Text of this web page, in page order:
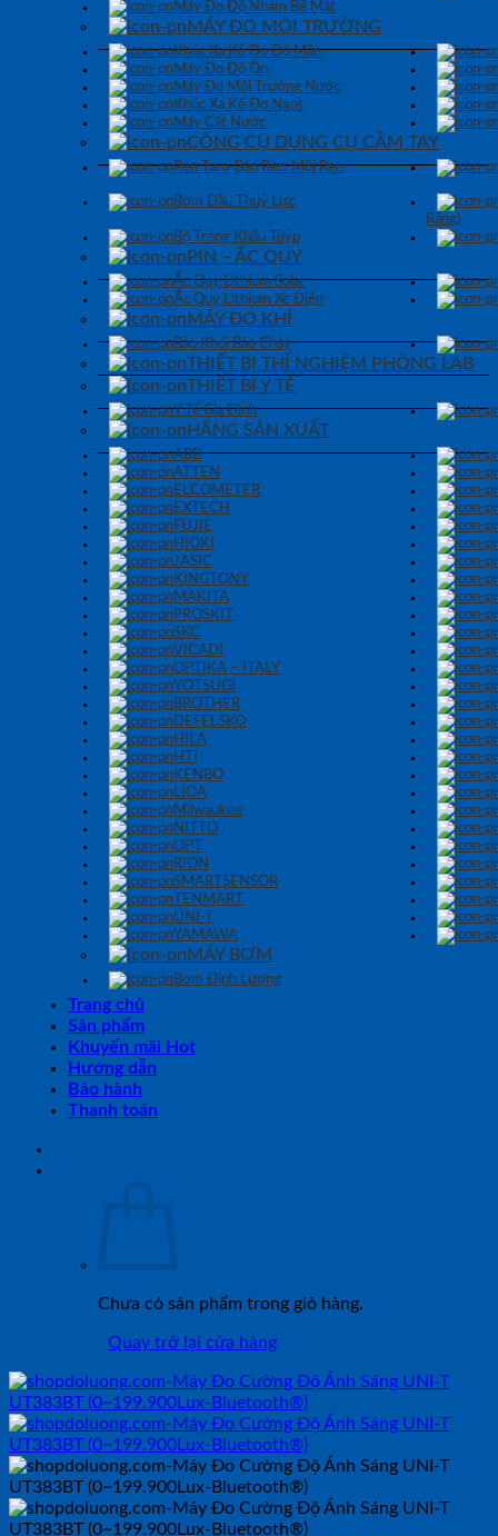
Máy Đo Độ Nhám Bề Mặt
MÁY ĐO MÔI TRƯỜNG
Khúc Xạ Kế Đo Độ Mặn
Máy Đo Độ Ồn
Máy Đo Môi Trường Nước
Khúc Xạ Kế Đo Ngọt
Máy Cất Nước
CÔNG CỤ DỤNG CỤ CẦM TAY
Ren Taro-Bàn Ren-Mũi Ren
Bơm Dầu Thuỷ Lực
Răng)
Bộ Tròng Khẩu Tuýp
PIN – ẮC QUY
Ắc Quy Lithium Solar
Ắc Quy Lithium Xe Điện
MÁY ĐO KHÍ
Báo Khói Báo Cháy
THIẾT BỊ THÍ NGHIỆM PHÒNG LAB
THIẾT BỊ Y TẾ
Y Tế Gia Đình
HÃNG SẢN XUẤT
ABB
ATTEN
ELCOMETER
EXTECH
FUJIE
HIOKI
JASIC
KINGTONY
MAKITA
PROSKIT
SKC
VICADI
OPTIKA – ITALY
YOTSUGI
BROTHER
DEFELSKO
HILA
HTI
KENBO
LIOA
Milwaukee
NITTO
OPT
RION
SMARTSENSOR
TENMART
UNI-T
YAMAWA
MÁY BƠM
Bơm Định Lượng
Trang chủ
Sản phẩm
Khuyến mãi Hot
Hướng dẫn
Bảo hành
Thanh toán
Chưa có sản phẩm trong giỏ hàng.
Quay trở lại cửa hàng